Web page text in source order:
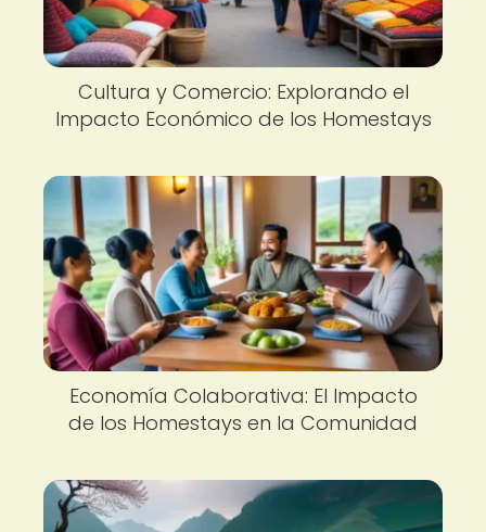
Cultura y Comercio: Explorando el
Impacto Económico de los Homestays
Economía Colaborativa: El Impacto
de los Homestays en la Comunidad